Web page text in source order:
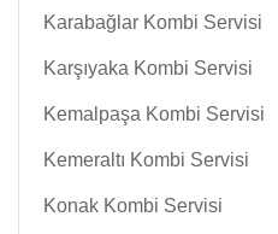
Karabağlar Kombi Servisi
Karşıyaka Kombi Servisi
Kemalpaşa Kombi Servisi
Kemeraltı Kombi Servisi
Konak Kombi Servisi